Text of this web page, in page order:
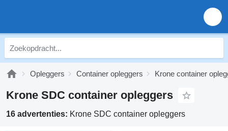
Opleggers Container opleggers Krone container
Krone SDC container opleggers
16 advertenties: Krone SDC container opleggers